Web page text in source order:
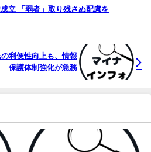
立 「弱者」取り残さぬ配慮を
利便性向上も、情報
保護体制強化が急務